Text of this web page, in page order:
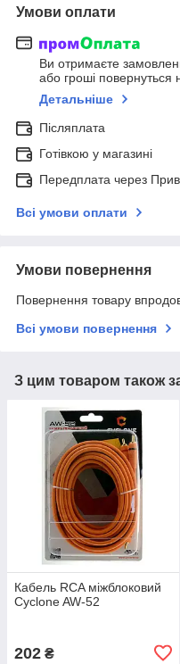
Умови оплати
Ви отримаєте
або гроші повернуться
Детальніше
Післяплата
Готівкою у магазині
Передплата через
Всі умови оплати
Умови повернення
Повернення товару
Всі умови повернення
З цим товаром також
Кабель RCA міжблоковий
Cyclone AW-52
202 ₴